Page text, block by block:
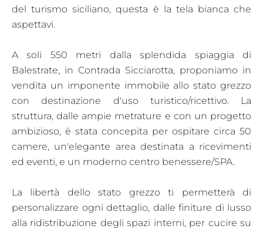
del turismo siciliano, questa è la tela bianca che
aspettavi.
A soli 550 metri dalla splendida spiaggia di
Balestrate, in Contrada Sicciarotta, proponiamo in
vendita un imponente immobile allo stato grezzo
con destinazione d'uso turistico/ricettivo. La
struttura, dalle ampie metrature e con un progetto
ambizioso, è stata concepita per ospitare circa 50
camere, un'elegante area destinata a ricevimenti
ed eventi, e un moderno centro benessere/SPA.
La libertà dello stato grezzo ti permetterà di
personalizzare ogni dettaglio, dalle finiture di lusso
alla ridistribuzione degli spazi interni, per cucire su